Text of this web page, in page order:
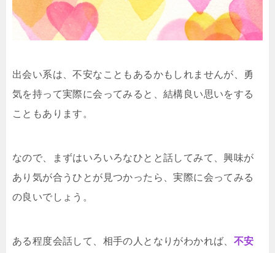
出会い系は、不安なこともあるかもしれませんが、勇
気を持って実際に会ってみると、結構良い思いをする
こともあります。
なので、まずはいろいろなひとと話してみて、興味が
あり気が合うひとが見つかったら、実際に会ってみる
の良いでしょう。
ある程度会話して、相手の人となりがわかれば、 不安